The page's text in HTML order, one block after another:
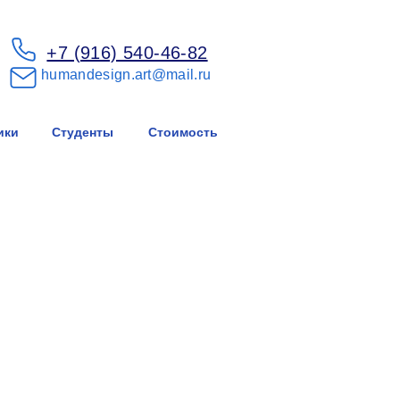
+7 (916) 540-46-82
humandesign.art@mail.ru
Студенты Стоимость